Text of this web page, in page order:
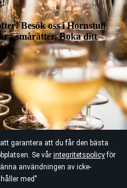
garantera att du får den bästa
Se vår integritetspolicyför
användningen av icke-
med"
Besök oss i Hornstull
smårätter. Boka ditt